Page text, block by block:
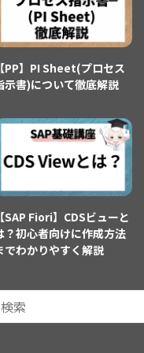
PP】PI Sheet(プロセス
示書)について徹底解説
SAP Fiori】CDSビューと
？初心者向けに作成方法
でわかりやすく解説